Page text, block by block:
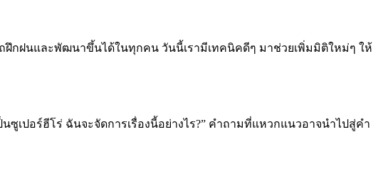
ฝึกฝนและพัฒนาขึ้นได้ในทุกคน วันนี้เรามีเทคนิคดีๆ มาช่วยเพิ่มมิติใหม่ๆ ให้
เปอร์ฮีโร่ ฉันจะจัดการเรื่องนี้อย่างไร?” คำถามที่แหวกแนวอาจนำไปสู่คำ